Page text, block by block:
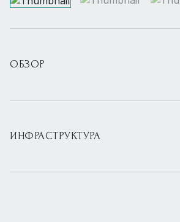
ОБЗОР
ИНФРАСТРУКТУРА